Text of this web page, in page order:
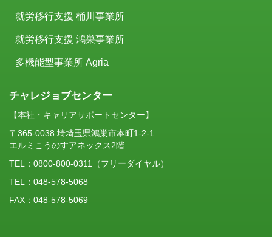
就労移行支援 桶川事業所
就労移行支援 鴻巣事業所
多機能型事業所 Agria
チャレジョブセンター
【本社・キャリアサポートセンター】
〒365-0038 埼埼玉県鴻巣市本町1-2-1
エルミこうのすアネックス2階
TEL： 0800-800-0311
（フリーダイヤル）
TEL：048-578-5068
FAX：048-578-5069